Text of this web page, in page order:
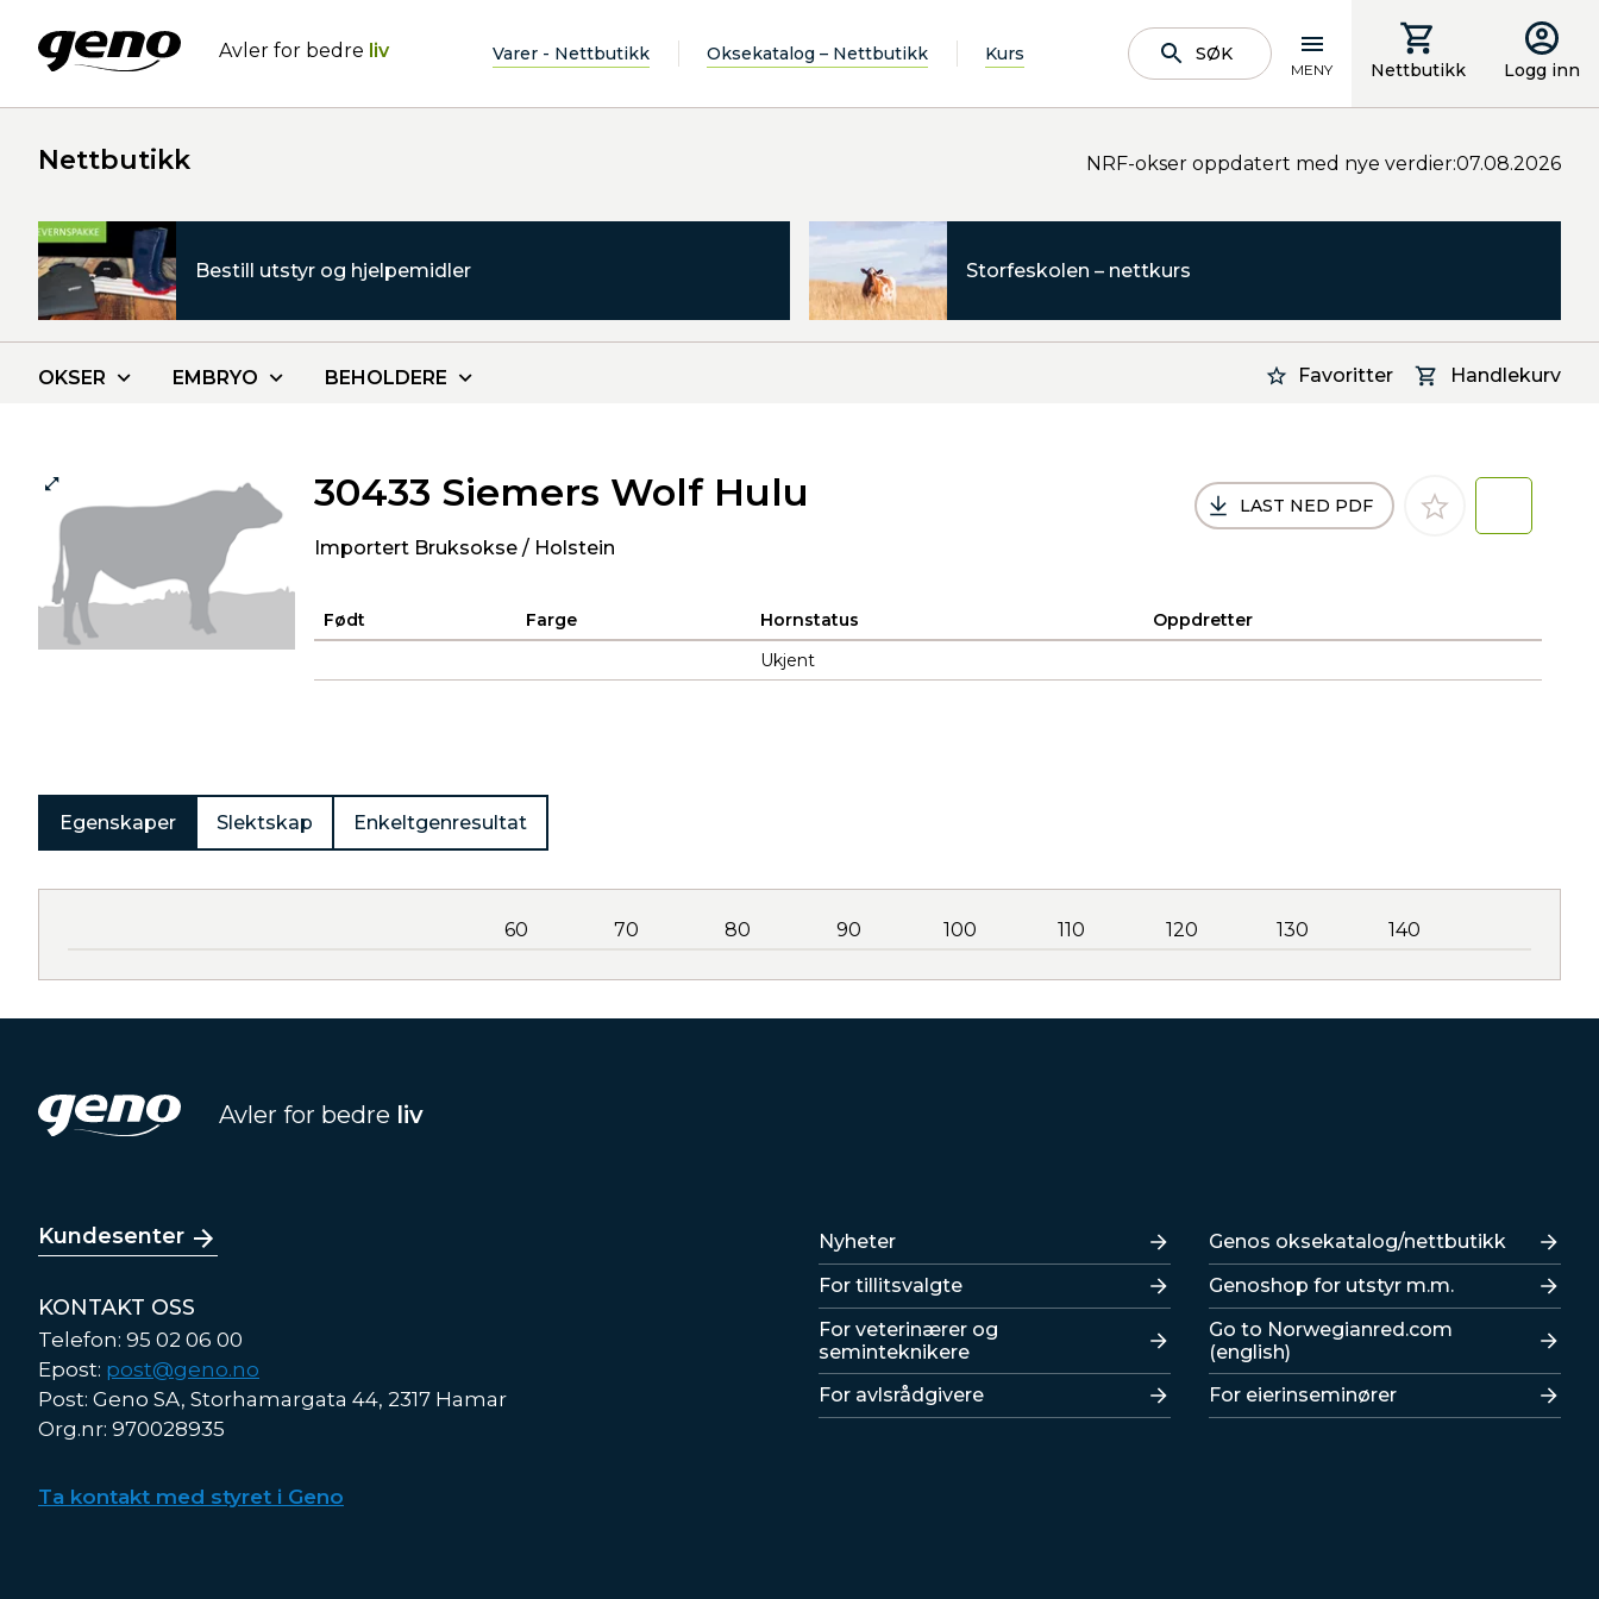
Avler for bedre liv Varer - Nettbutikk Oksekatalog – Nettbutikk Kurs SØK
MENY Nettbutikk Logg inn
Nettbutikk NRF-okser oppdatert med nye verdier:07.08.2026
Bestill utstyr og hjelpemidler Storfeskolen – nettkurs
Favoritter Handlekurv
OKSER EMBRYO BEHOLDERE
30433 Siemers Wolf Hulu
Importert Bruksokse / Holstein
LAST NED PDF
Født Farge Hornstatus
Oppdretter
Ukjent
Egenskaper Slektskap Enkeltgenresultat
60 70 80 90 100 110 120 130 140
Avler for bedre liv
Kundesenter
KONTAKT OSS
Telefon: 95 02 06 00
Epost: post@geno.no
Post: Geno SA, Storhamargata 44, 2317 Hamar
Org.nr: 970028935
Ta kontakt med styret i Geno
Lenker
Nyheter
For tillitsvalgte
For veterinærer og
seminteknikere
For avlsrådgivere
Lenker
Genos oksekatalog/nettbutikk
Genoshop for utstyr m.m.
Go to Norwegianred.com
(english)
For eierinseminører